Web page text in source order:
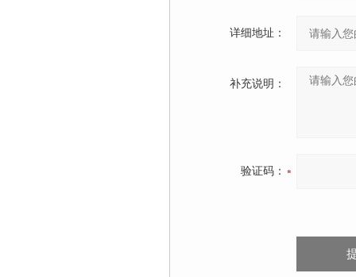
详细地址：
补充说明：
验证码：